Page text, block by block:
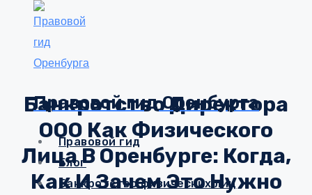
Перейти
содержимому
Правовой гид Оренбурга
Правовой гид
Блог
Банкротство физических лиц
Банкротство Директора
ООО Как Физического
Лица В Оренбурге: Когда,
Как И Зачем Это Нужно